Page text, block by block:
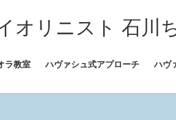
オリニスト 石川
ラ教室 ハヴァシュ式アプローチ ハヴ